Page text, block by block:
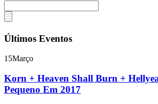
Últimos Eventos
15Março
Korn + Heaven Shall Burn +
Pequeno Em 2017